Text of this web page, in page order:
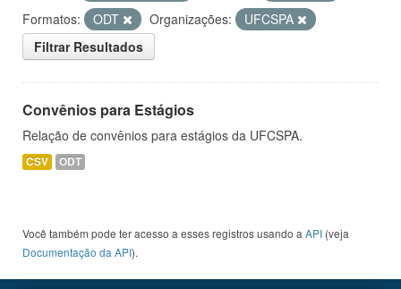
Formatos:
ODT Organizações:
UFCSPA
Filtrar Resultados
Convênios para Estágios
Relação de convênios para estágios da UFCSPA.
CSV ODT
Você também pode ter acesso a esses registros usando a API (veja
Documentação da API).